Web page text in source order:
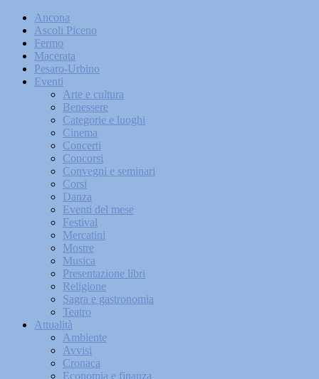
Ancona
Ascoli Piceno
Fermo
Macerata
Pesaro-Urbino
Eventi
Arte e cultura
Benessere
Categorie e luoghi
Cinema
Concerti
Concorsi
Convegni e seminari
Corsi
Danza
Eventi del mese
Festival
Mercatini
Mostre
Musica
Presentazione libri
Religione
Sagra e gastronomia
Teatro
Attualità
Ambiente
Avvisi
Cronaca
Economia e finanza